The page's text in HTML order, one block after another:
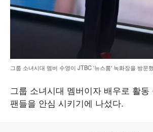
그룹 소녀시대 멤버 수영이 JTBC '뉴스룸' 녹화장을 방문
그룹 소녀시대 멤버이자 배우로 활동
팬들을 안심 시키기에 나섰다.